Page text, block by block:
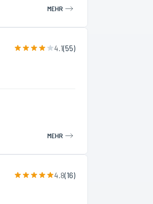
MEHR
4.1(55)
MEHR
4.8(16)